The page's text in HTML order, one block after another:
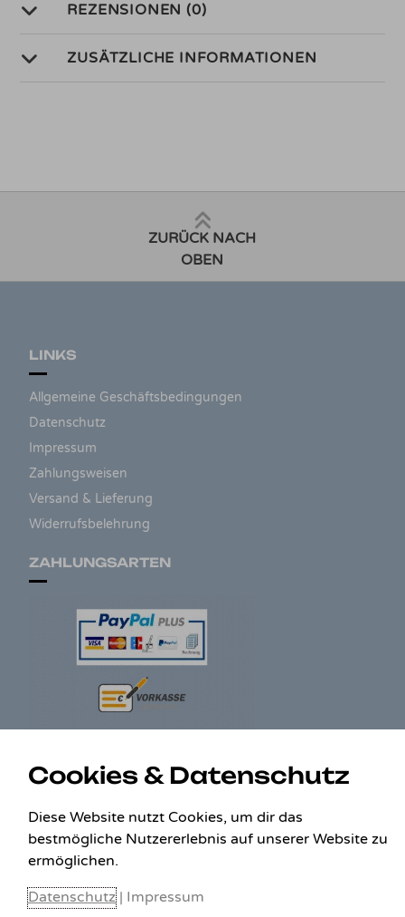
REZENSIONEN (0)
ZUSÄTZLICHE INFORMATIONEN
ZURÜCK NACH
OBEN
LINKS
Allgemeine Geschäftsbedingungen
Datenschutz
Impressum
Zahlungsweisen
Versand & Lieferung
Widerrufsbelehrung
ZAHLUNGSARTEN
KONTAKT
Benedikt Stelzner
Autopflege Stelzner
Kohlgraben 2b
Cookies & Datenschutz
Diese Website nutzt Cookies, um dir das
bestmögliche Nutzererlebnis auf unserer Website zu
ermöglichen.
Datenschutz | Impressum